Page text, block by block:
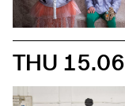
THU 15.06